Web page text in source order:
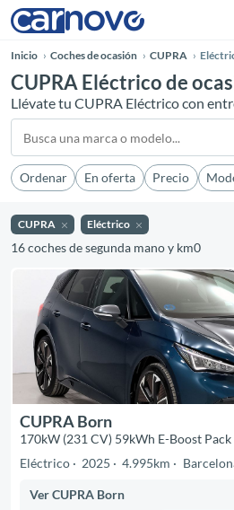
Inicio Coches de ocasión CUPRA
CUPRA Eléctrico de
Llévate tu CUPRA Eléctrico con
Ordenar En oferta Precio
CUPRA Eléctrico
16 coches de segunda mano y km0
CUPRA Born
170kW (231 CV) 59kWh E-Boost Pack
Eléctrico
2025 4.995km
Ver CUPRA Born